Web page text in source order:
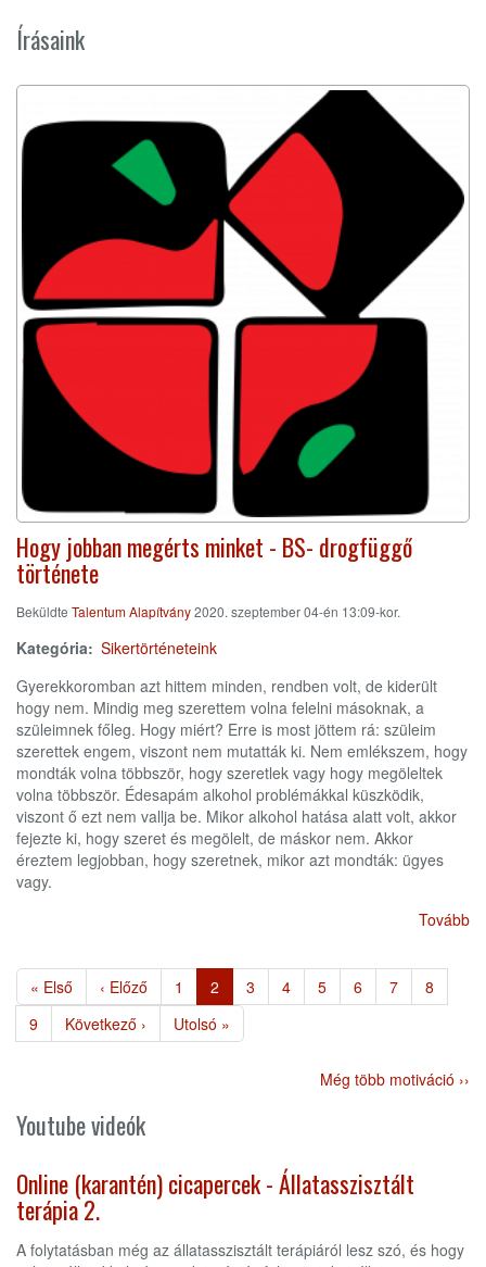
Írásaink
Hogy jobban megérts minket - BS- drogfüggő
története
Beküldte Talentum Alapítvány2020. szeptember 04-én 13:09-kor.
Kategória
Sikertörténeteink
Gyerekkoromban azt hittem minden, rendben volt, de kiderült
hogy nem. Mindig meg szerettem volna felelni másoknak, a
szüleimnek főleg. Hogy miért? Erre is most jöttem rá: szüleim
szerettek engem, viszont nem mutatták ki. Nem emlékszem, hogy
mondták volna többször, hogy szeretlek vagy hogy megöleltek
volna többször. Édesapám alkohol problémákkal küszködik,
viszont ő ezt nem vallja be. Mikor alkohol hatása alatt volt, akkor
fejezte ki, hogy szeret és megölelt, de máskor nem. Akkor
éreztem legjobban, hogy szeretnek, mikor azt mondták: ügyes
vagy.
Tovább
Oldalszámozás
Első
oldal
« Első
Előző
oldal
‹ Előző Page
1
Jelenlegi
oldal
2 Page
3 Page
4 Page
5 Page
6 Page
7 Page
8
Page
9
Következő
oldal
Következő ›
Utolsó
oldal
Utolsó »
Még több motiváció ››
Youtube videók
Online (karantén) cicapercek - Állatasszisztált
terápia 2.
A folytatásban még az állatasszisztált terápiáról lesz szó, és hogy